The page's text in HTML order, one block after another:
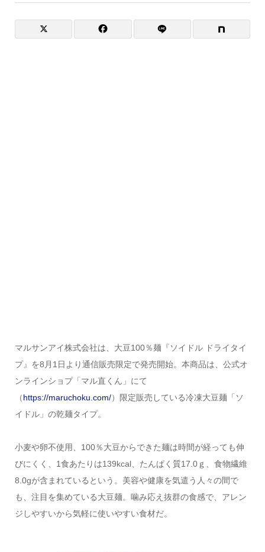
マルサンアイ株式会社は、大豆100％麺『ソイドル ドライタイ
プ』を8月1日より通信販売限定で発売開始。本商品は、公式オ
ンラインショプ「マル直くん」にて
（https://maruchoku.com/）限定販売している冷凍大豆麺「ソ
イドル」の乾麺タイプ。
小麦や卵不使用、100％大豆からできた麺は時間が経っても伸
びにくく、1食あたりは139kcal、たんぱく質17.0ｇ、食物繊維
8.0gが含まれているという。美容や健康を気遣う人々の間で
も、注目を集めている大豆麺。噛み応え抜群の食感で、アレン
ジしやすいから気軽に使いやすい食材だ。